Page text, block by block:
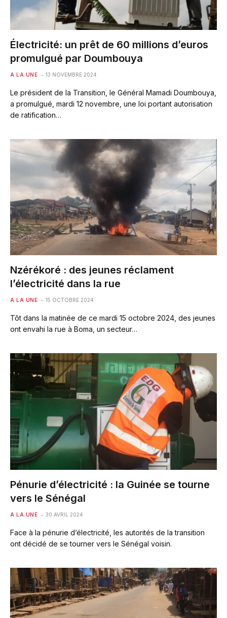
Électricité: un prêt de 60 millions d’euros
promulgué par Doumbouya
A LA UNE 13 NOVEMBRE 2024
Le président de la Transition, le Général Mamadi Doumbouya,
a promulgué, mardi 12 novembre, une loi portant autorisation
de ratification…
Nzérékoré : des jeunes réclament
l’électricité dans la rue
A LA UNE 15 OCTOBRE 2024
Tôt dans la matinée de ce mardi 15 octobre 2024, des jeunes
ont envahi la rue à Boma, un secteur…
Pénurie d’électricité : la Guinée se tourne
vers le Sénégal
A LA UNE 30 AVRIL 2024
Face à la pénurie d’électricité, les autorités de la transition
ont décidé de se tourner vers le Sénégal voisin.